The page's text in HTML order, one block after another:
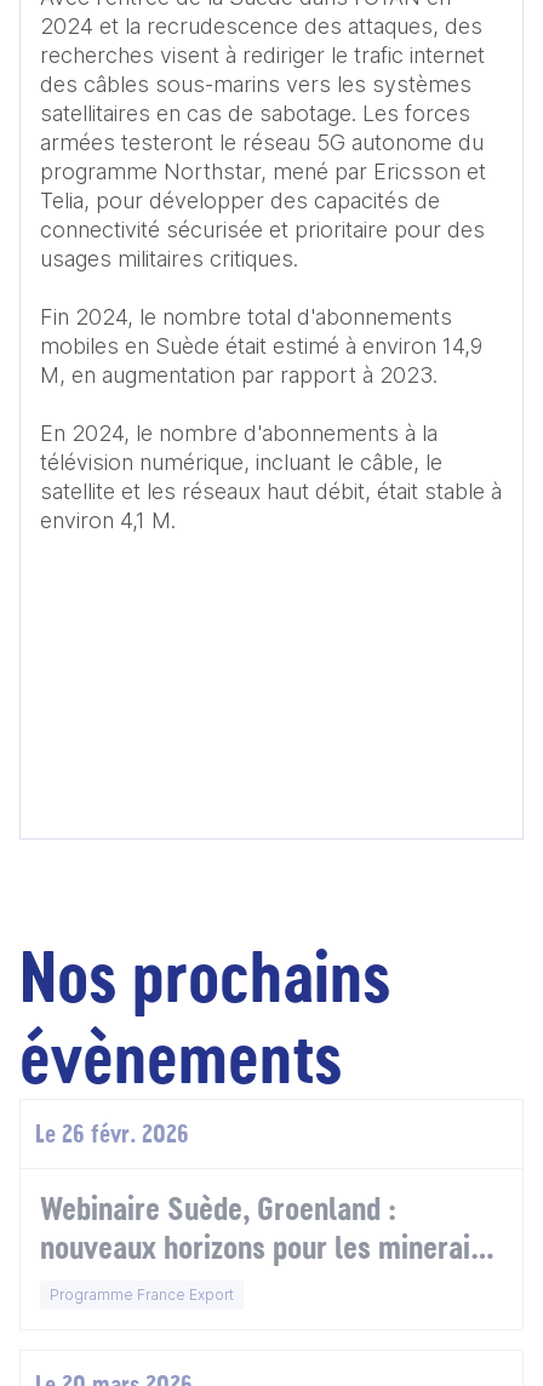
2024 et la recrudescence des attaques, des
recherches visent à rediriger le trafic internet
des câbles sous-marins vers les systèmes
satellitaires en cas de sabotage. Les forces
armées testeront le réseau 5G autonome du
programme Northstar, mené par Ericsson et
Telia, pour développer des capacités de
connectivité sécurisée et prioritaire pour des
usages militaires critiques.
Fin 2024, le nombre total d'abonnements
mobiles en Suède était estimé à environ 14,9
M, en augmentation par rapport à 2023.
En 2024, le nombre d'abonnements à la
télévision numérique, incluant le câble, le
satellite et les réseaux haut débit, était stable à
environ 4,1 M.
Nos prochains
évènements
Le 26 févr. 2026
Webinaire Suède, Groenland :
nouveaux horizons pour les minerais
stratégiques et terres rares
Programme France Export